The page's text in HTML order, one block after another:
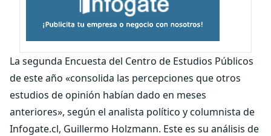
La segunda Encuesta del Centro de Estudios Públicos
de este año «consolida las percepciones que otros
estudios de opinión habían dado en meses
anteriores», según el analista político y columnista de
Infogate.cl, Guillermo Holzmann. Este es su análisis de